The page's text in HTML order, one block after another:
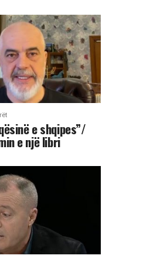
e shqipes”/
e një libri